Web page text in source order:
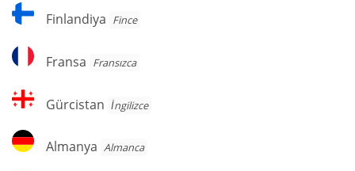
Finlandiya
Finlandiya Fince
Fransa
Fransa Fransızca
Gürcistan
Gürcistan İngilizce
Almanya
Almanya Almanca